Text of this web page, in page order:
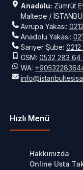
Anadolu: Zümrüt
Maltepe /
Avrupa Yakası:
Anadolu Yakası:
Sarıyer Şube:
GSM: 0532 283 64
WA:
Hızlı Menü
Hakkımızda
Online Usta